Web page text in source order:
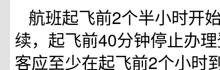
航班起飞前2个半小时开
续，起飞前40分钟停止办
客应至少在起飞前2个小时